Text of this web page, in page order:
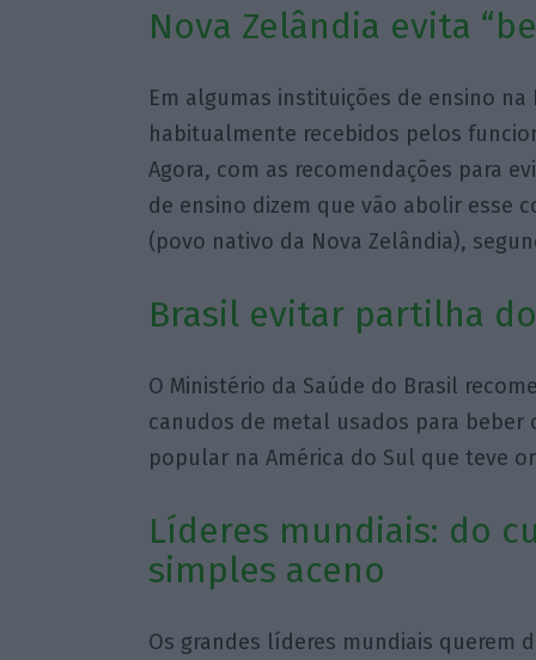
Nova Zelândia evita
Em algumas instituições de ensino
habitualmente recebidos pelos
Agora, com as recomendações para
de ensino dizem que vão abolir esse
(povo nativo da Nova Zelândia),
Brasil evitar partilha
O Ministério da Saúde do Brasil
canudos de metal usados para
popular na América do Sul que teve
Líderes mundiais: do
simples aceno
Os grandes líderes mundiais querem